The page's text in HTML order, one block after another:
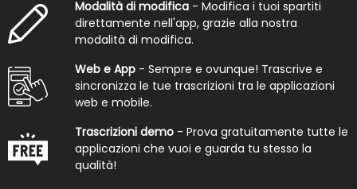
Modalità di modifica- Modifica i tuoi spartiti
direttamente nell'app, grazie alla nostra
modalità di modifica.
Web e App- Sempre e ovunque! Trascrive e
sincronizza le tue trascrizioni tra le applicazioni
web e mobile.
Trascrizioni demo- Prova gratuitamente tutte le
applicazioni che vuoi e guarda tu stesso la
qualità!